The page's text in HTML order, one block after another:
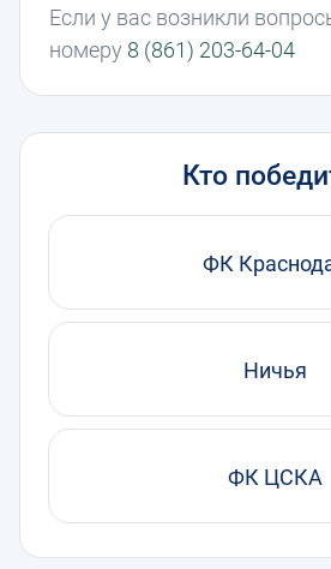
Если у вас возникли
номеру 8 (861) 203-64-04
Кто
ФК
Ничья
ФК ЦСКА